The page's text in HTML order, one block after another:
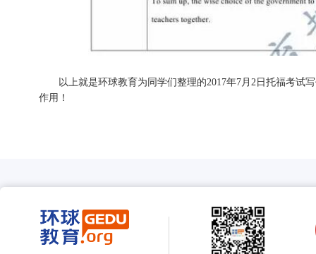
以上就是环球教育为同学们整理的2017年7月2日 托福考试
作用！